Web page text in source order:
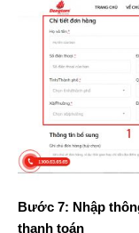
Bước 7: Nhập
thanh toán